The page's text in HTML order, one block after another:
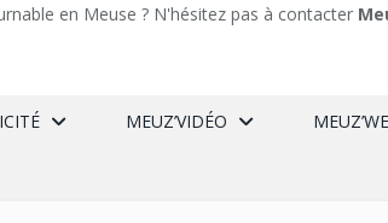
en Meuse ? N'hésitez pas à contacter
MEUZ’VIDÉO